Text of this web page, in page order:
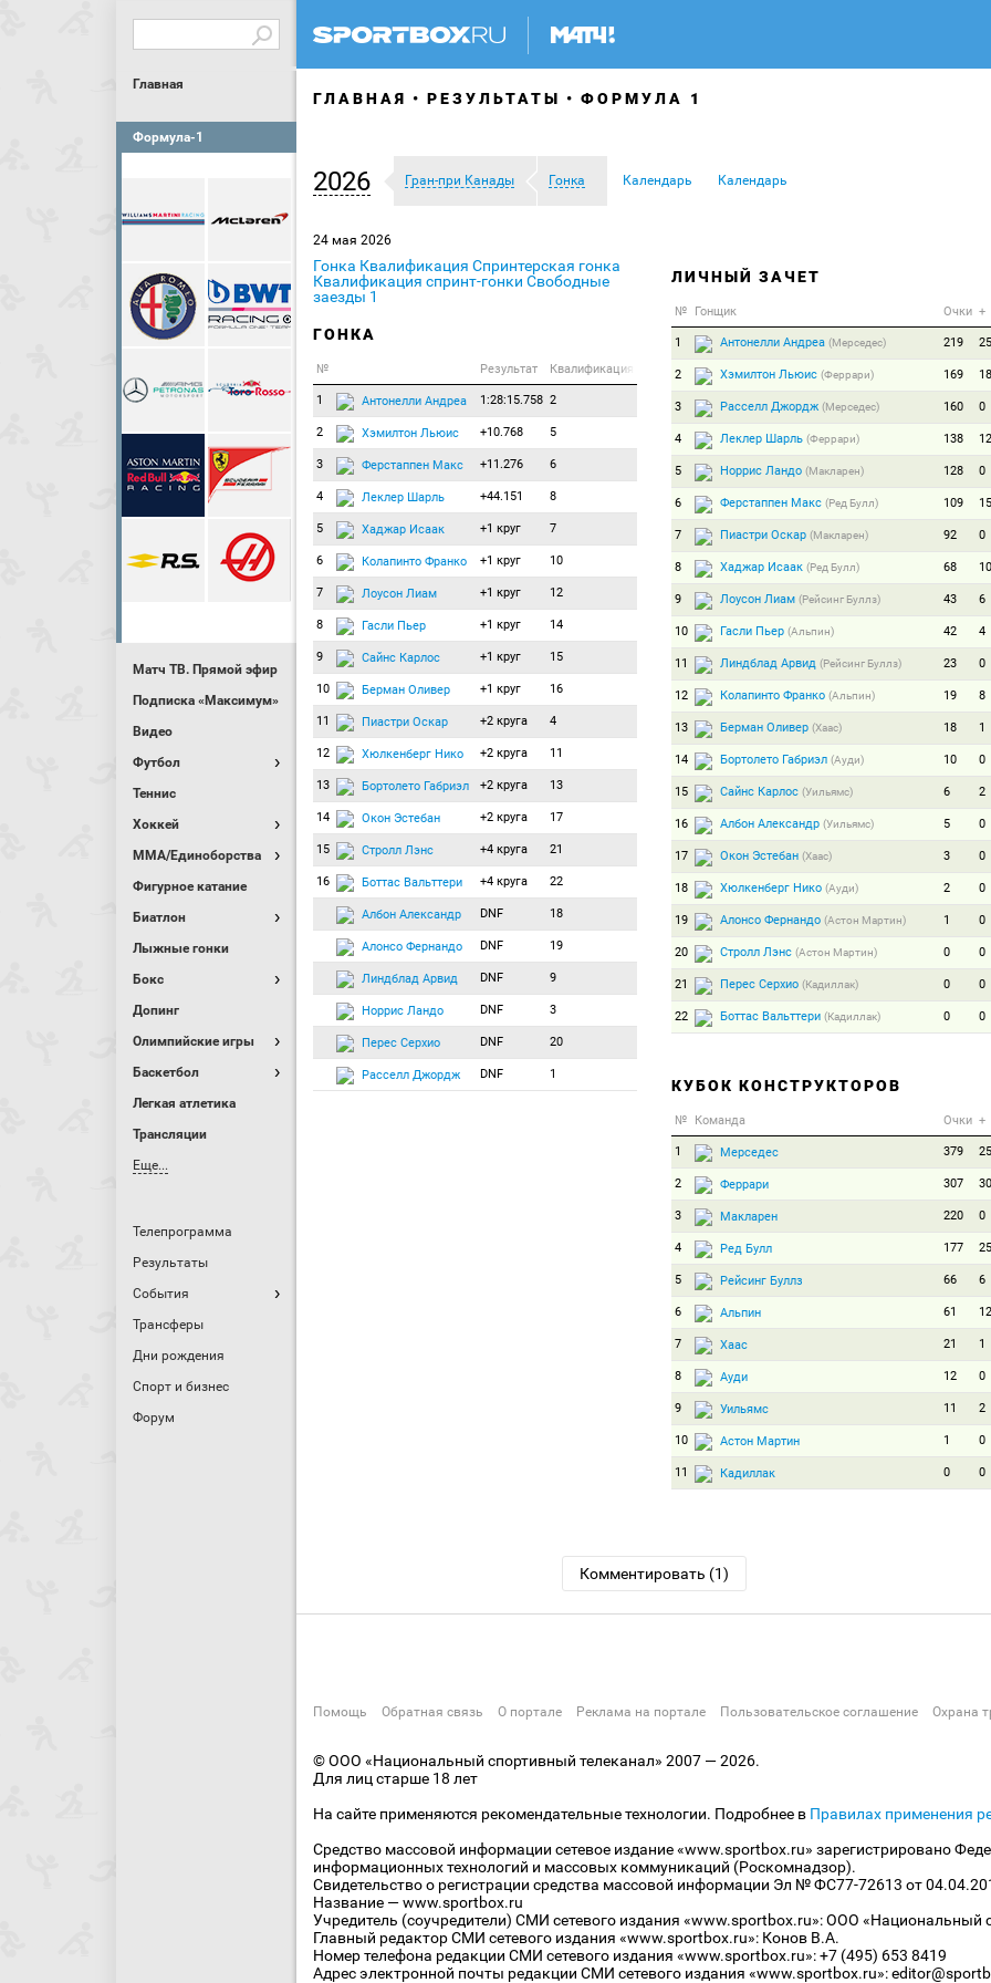
Главная
Формула-1
Матч ТВ. Прямой эфир
Подписка «Максимум»
Видео
Футбол
Теннис
Хоккей
MMA/Единоборства
Фигурное катание
Биатлон
Лыжные гонки
Бокс
Допинг
Олимпийские игры
Баскетбол
Легкая атлетика
Трансляции
Еще...
Телепрограмма
Результаты
События
Трансферы
Дни рождения
Спорт и бизнес
Форум
ГЛАВНАЯ РЕЗУЛЬТАТЫ ФОРМУЛА 1
2026 Гран-при Канады Гонка Календарь Календарь
24 мая 2026
Гонка Квалификация Спринтерская гонка
Квалификация спринт-гонки Свободные
заезды 1
ГОНКА
№ Результат Квалификация
1 Антонелли Андреа 1:28:15.758 2
2 Хэмилтон Льюис +10.768 5
3 Ферстаппен Макс +11.276 6
4 Леклер Шарль +44.151 8
5 Хаджар Исаак +1 круг 7
6 Колапинто Франко +1 круг 10
7 Лоусон Лиам +1 круг 12
8 Гасли Пьер +1 круг 14
9 Сайнс Карлос +1 круг 15
10 Берман Оливер +1 круг 16
11 Пиастри Оскар +2 круга 4
12 Хюлкенберг Нико +2 круга 11
13 Бортолето Габриэл +2 круга 13
14 Окон Эстебан +2 круга 17
15 Стролл Лэнс +4 круга 21
16 Боттас Вальттери +4 круга 22
Албон Александр DNF 18
Алонсо Фернандо DNF 19
Линдблад Арвид DNF 9
Норрис Ландо DNF 3
Перес Серхио DNF 20
Расселл Джордж DNF 1
ЛИЧНЫЙ ЗАЧЕТ
№ Гонщик Очки +
1 Антонелли Андреа (Мерседес) 219 25
2 Хэмилтон Льюис (Феррари) 169 18
3 Расселл Джордж (Мерседес) 160 0
4 Леклер Шарль (Феррари) 138 12
5 Норрис Ландо (Макларен) 128 0
6 Ферстаппен Макс (Ред Булл) 109 15
7 Пиастри Оскар (Макларен) 92 0
8 Хаджар Исаак (Ред Булл) 68 10
9 Лоусон Лиам (Рейсинг Буллз) 43 6
10 Гасли Пьер (Альпин) 42 4
11 Линдблад Арвид (Рейсинг Буллз) 23 0
12 Колапинто Франко (Альпин) 19 8
13 Берман Оливер (Хаас) 18 1
14 Бортолето Габриэл (Ауди) 10 0
15 Сайнс Карлос (Уильямс) 6 2
16 Албон Александр (Уильямс) 5 0
17 Окон Эстебан (Хаас) 3 0
18 Хюлкенберг Нико (Ауди) 2 0
19 Алонсо Фернандо (Астон Мартин) 1 0
20 Стролл Лэнс (Астон Мартин) 0 0
21 Перес Серхио (Кадиллак) 0 0
22 Боттас Вальттери (Кадиллак) 0 0
КУБОК КОНСТРУКТОРОВ
№ Команда Очки +
1 Мерседес 379 25
2 Феррари 307 30
3 Макларен 220 0
4 Ред Булл 177 25
5 Рейсинг Буллз 66 6
6 Альпин 61 12
7 Хаас 21 1
8 Ауди 12 0
9 Уильямс 11 2
10 Астон Мартин 1 0
11 Кадиллак 0 0
Комментировать (1)
Помощь Обратная связь О портале Реклама на портале Пользовательское соглашение Охрана
© ООО «Национальный спортивный телеканал» 2007 — 2026.
Для лиц старше 18 лет
На сайте применяются рекомендательные технологии. Подробнее в Правилах применения
Средство массовой информации сетевое издание «www.sportbox.ru» зарегистрировано
информационных технологий и массовых коммуникаций (Роскомнадзор).
Свидетельство о регистрации средства массовой информации Эл № ФС77-72613 от
Название — www.sportbox.ru
Учредитель (соучредители) СМИ сетевого издания «www.sportbox.ru»: ООО «Национальный
Главный редактор СМИ сетевого издания «www.sportbox.ru»: Конов В.А.
Номер телефона редакции СМИ сетевого издания «www.sportbox.ru»: +7 (495) 653 8419
Адрес электронной почты редакции СМИ сетевого издания «www.sportbox.ru»: